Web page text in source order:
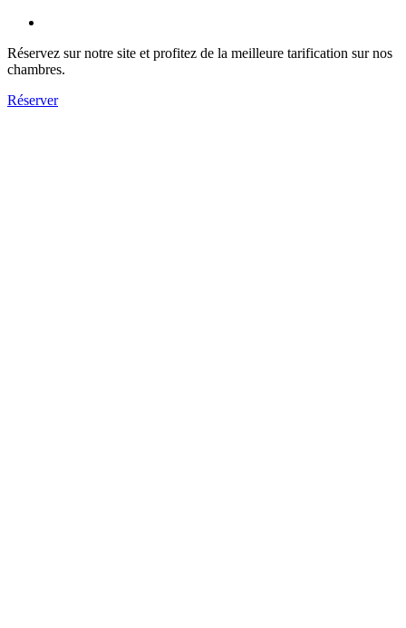
Réservez sur notre site et profitez de la meilleure tarification sur nos
chambres.
Réserver